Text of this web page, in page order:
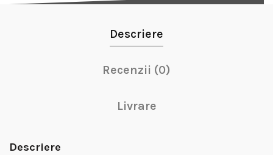
Descriere
Recenzii (0)
Livrare
Descriere